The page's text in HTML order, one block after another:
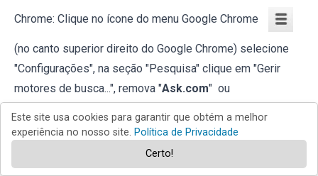
Chrome: Clique no ícone do menu Google Chrome
(no canto superior direito do Google Chrome) selecione
"Configurações", na seção "Pesquisa" clique em "Gerir
motores de busca...", remova "Ask.com" ou
favorito.
Este site usa cookies para garantir que obtém a melhor
experiência no nosso site. Política de Privacidade
Certo!